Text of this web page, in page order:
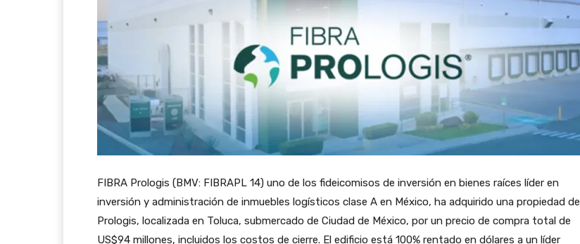
FIBRA Prologis (BMV: FIBRAPL 14) uno de los fideicomisos de inversión en bienes raíces líder en
inversión y administración de inmuebles logísticos clase A en México, ha adquirido una propiedad de
Prologis, localizada en Toluca, submercado de Ciudad de México, por un precio de compra total de
US$94 millones, incluidos los costos de cierre. El edificio está 100% rentado en dólares a un líder